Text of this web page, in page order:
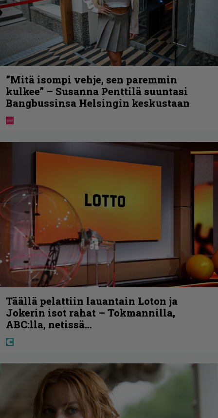
”Mitä isompi vehje, sen paremmin
kulkee” – Susanna Penttilä suuntasi
Bangbussinsa Helsingin keskustaan
Täällä pelattiin lauantain Loton ja
Jokerin isot rahat – Tokmannilla,
ABC:lla, netissä…